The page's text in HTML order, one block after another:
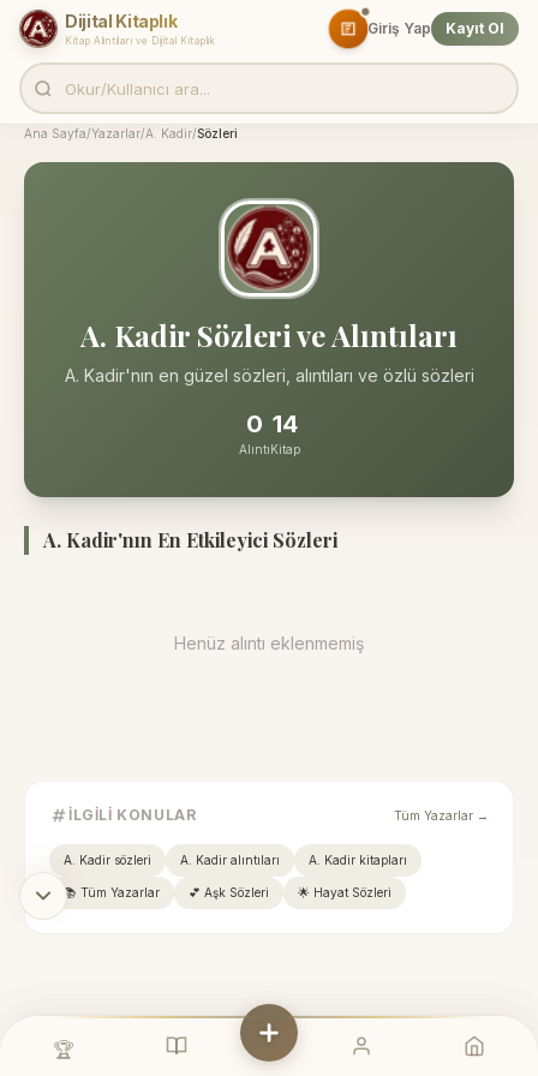
Dijital Kitaplık
Kitap Alıntıları ve Dijital Kitaplık
Giriş Yap Kayıt Ol
Ana Sayfa/Yazarlar/A. Kadir/Sözleri
A. Kadir Sözleri ve Alıntıları
A. Kadir'nın en güzel sözleri, alıntıları ve özlü sözleri
0
Alıntı
14
Kitap
A. Kadir'nın En Etkileyici Sözleri
Henüz alıntı eklenmemiş
İLGILI KONULAR Tüm Yazarlar →
A. Kadir sözleri A. Kadir alıntıları A. Kadir kitapları
📚 Tüm Yazarlar 💕 Aşk Sözleri 🌟 Hayat Sözleri
🏆